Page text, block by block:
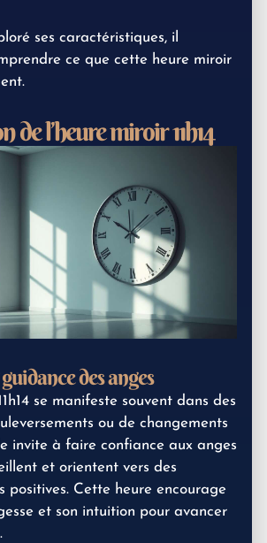
ses caractéristiques, il
ce que cette heure miroir
de l’heure miroir 11h14
des anges
se manifeste souvent dans des
ou de changements
invite à faire confiance aux anges
et orientent vers des
positives. Cette heure encourage
et son intuition pour avancer